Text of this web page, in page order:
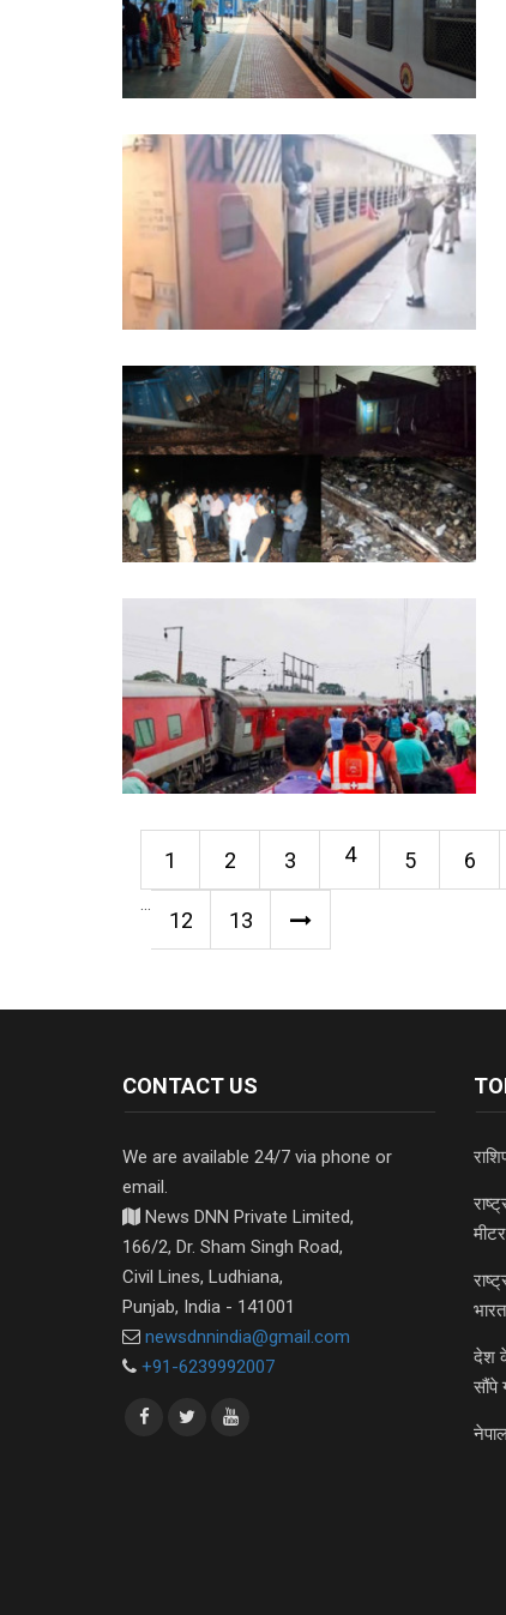
1 2 3 4 5 6
...
12 13
CONTACT US
We are available 24/7 via phone or
email.
News DNN Private Limited,
166/2, Dr. Sham Singh Road,
Civil Lines, Ludhiana,
Punjab, India - 141001
newsdnnindia@gmail.com
+91-6239992007
देश
सौंपे